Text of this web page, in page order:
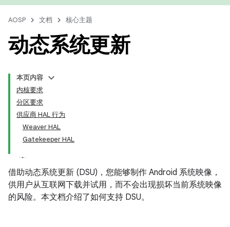
AOSP 文档 核心主题
动态系统更新
本页内容
内核要求
分区要求
供应商 HAL 行为
Weaver HAL
Gatekeeper HAL
借助动态系统更新 (DSU)，您能够制作 Android 系统映像，
供用户从互联网下载并试用，而不会出现损坏当前系统映像
的风险。本文档介绍了如何支持 DSU。